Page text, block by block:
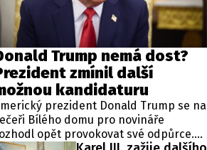
fotografie, videa?
Trump nemá dost?
zmínil další
kandidaturu
prezident Donald Trump se na
Bílého domu pro novináře
opět provokovat své odpůrce.